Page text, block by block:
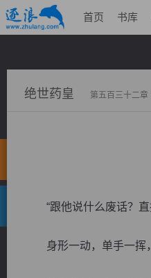
首页 书库
绝世药皇 第五百三十二章
“跟他说什么废话？直
身形一动，单手一挥，